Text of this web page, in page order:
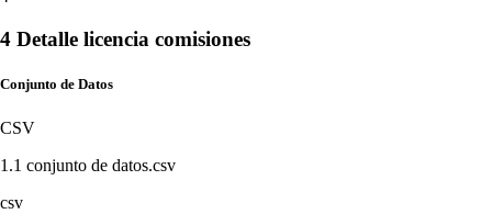
4 Detalle licencia comisiones
Conjunto de Datos
CSV
1.1 conjunto de datos.csv
csv